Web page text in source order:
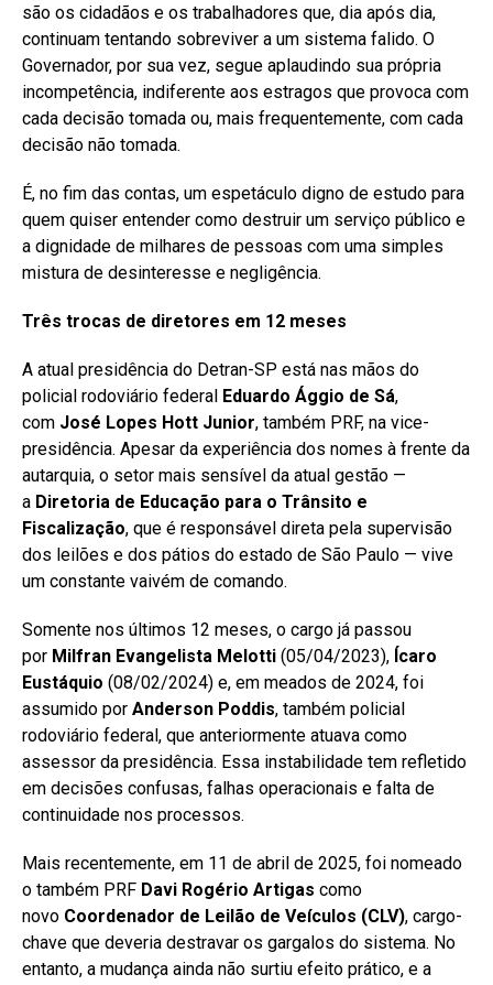
são os cidadãos e os trabalhadores que, dia após dia,
continuam tentando sobreviver a um sistema falido. O
Governador, por sua vez, segue aplaudindo sua própria
incompetência, indiferente aos estragos que provoca com
cada decisão tomada ou, mais frequentemente, com cada
decisão não tomada.
É, no fim das contas, um espetáculo digno de estudo para
quem quiser entender como destruir um serviço público e
a dignidade de milhares de pessoas com uma simples
mistura de desinteresse e negligência.
Três trocas de diretores em 12 meses
A atual presidência do Detran-SP está nas mãos do
policial rodoviário federal Eduardo Ággio de Sá,
com José Lopes Hott Junior, também PRF, na vice-
presidência. Apesar da experiência dos nomes à frente da
autarquia, o setor mais sensível da atual gestão —
a Diretoria de Educação para o Trânsito e
Fiscalização, que é responsável direta pela supervisão
dos leilões e dos pátios do estado de São Paulo — vive
um constante vaivém de comando.
Somente nos últimos 12 meses, o cargo já passou
por Milfran Evangelista Melotti (05/04/2023), Ícaro
Eustáquio (08/02/2024) e, em meados de 2024, foi
assumido por Anderson Poddis, também policial
rodoviário federal, que anteriormente atuava como
assessor da presidência. Essa instabilidade tem refletido
em decisões confusas, falhas operacionais e falta de
continuidade nos processos.
Mais recentemente, em 11 de abril de 2025, foi nomeado
o também PRF Davi Rogério Artigas como
novo Coordenador de Leilão de Veículos (CLV), cargo-
chave que deveria destravar os gargalos do sistema. No
entanto, a mudança ainda não surtiu efeito prático, e a